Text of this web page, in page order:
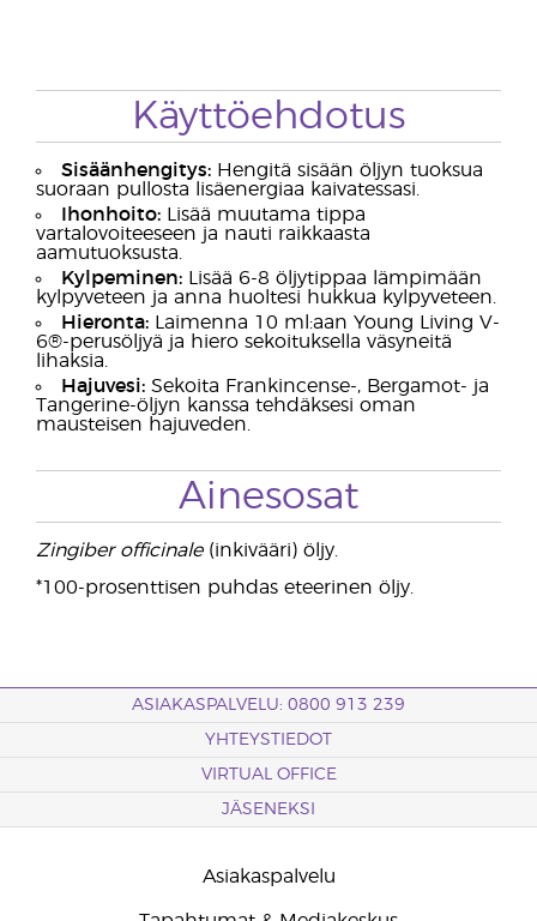
Käyttöehdotus
Sisäänhengitys: Hengitä sisään öljyn tuoksua
suoraan pullosta lisäenergiaa kaivatessasi.
Ihonhoito: Lisää muutama tippa
vartalovoiteeseen ja nauti raikkaasta
aamutuoksusta.
Kylpeminen: Lisää 6-8 öljytippaa lämpimään
kylpyveteen ja anna huoltesi hukkua kylpyveteen.
Hieronta: Laimenna 10 ml:aan Young Living V-
6®-perusöljyä ja hiero sekoituksella väsyneitä
lihaksia.
Hajuvesi: Sekoita Frankincense-, Bergamot- ja
Tangerine-öljyn kanssa tehdäksesi oman
mausteisen hajuveden.
Ainesosat
Zingiber officinale(inkivääri) öljy.
*100-prosenttisen puhdas eteerinen öljy.
ASIAKASPALVELU: 0800 913 239
YHTEYSTIEDOT
VIRTUAL OFFICE
JÄSENEKSI
Asiakaspalvelu